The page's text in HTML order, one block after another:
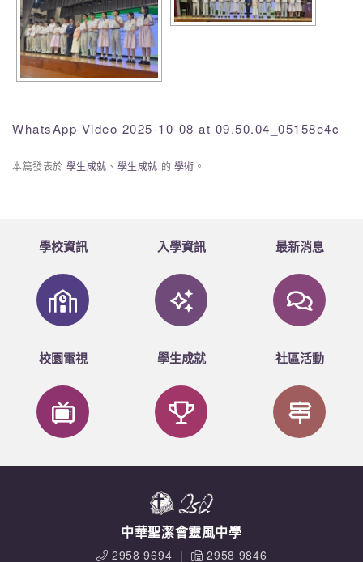
WhatsApp Video 2025-10-08 at 09.50.04_05158e4c
本篇發表於 學生成就 、 學生成就 的 學術 。
學校資訊 入學資訊 最新消息
校園電視 學生成就 社區活動
中華聖潔會靈風中學
2958 9694 | 2958 9846